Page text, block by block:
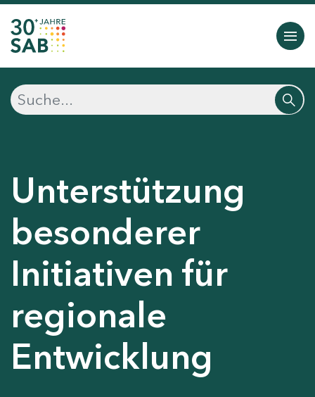
Unterstützung
besonderer
Initiativen für
regionale
Entwicklung